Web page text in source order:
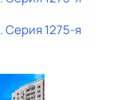
. Серия 1275-я